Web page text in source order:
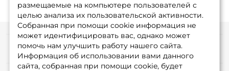
размещаемые на компьютере пользователей с
целью анализа их пользовательской активности.
Собранная при помощи cookie информация не
может идентифицировать вас, однако может
помочь нам улучшить работу нашего сайта.
Информация об использовании вами данного
сайта, собранная при помощи cookie, будет
Информация